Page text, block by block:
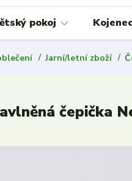
pokoj
Jarní/letní zboží
čepička